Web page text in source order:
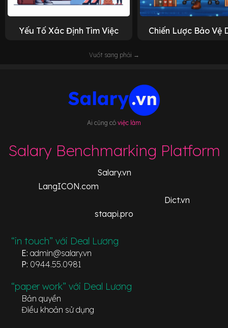
Yếu Tố Xác Định Tìm Việc Chiến Lược Bảo Vệ
Vuốt sang phải →
Ai cũng có việc làm
Salary Benchmarking Platform
Salary.vn
LangICON.com
Dict.vn
staapi.pro
“in touch” với Deal Lương
E: admin@salary.vn
P: 0944.55.0981
“paper work” với Deal Lương
Bản quyền
Điều khoản sử dụng